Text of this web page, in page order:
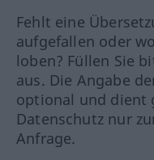
Fehlt eine
aufgefallen oder
loben? Füllen Sie
aus. Die Angabe
optional und dient
Datenschutz nur
Anfrage.